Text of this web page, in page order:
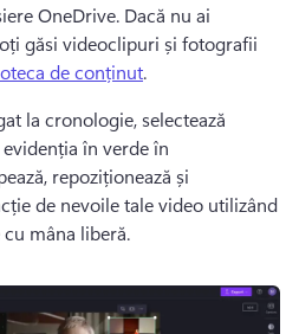
OneDrive. Dacă nu ai
găsi videoclipuri și fotografii
de conținut.
la cronologie, selectează
în verde în
repoziționează și
mâna liberă.